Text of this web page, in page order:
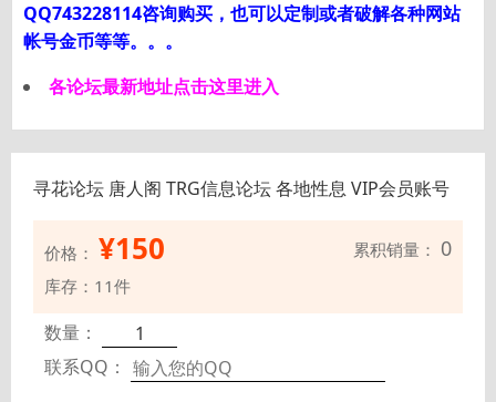
QQ743228114咨询购买，也可以定制或者破解各种网站
帐号金币等等。。。
各论坛最新地址点击这里进入
寻花论坛 唐人阁 TRG信息论坛 各地性息 VIP会员账号
价格： ¥150 累积销量： 0
库存：11件
数量：
联系QQ：